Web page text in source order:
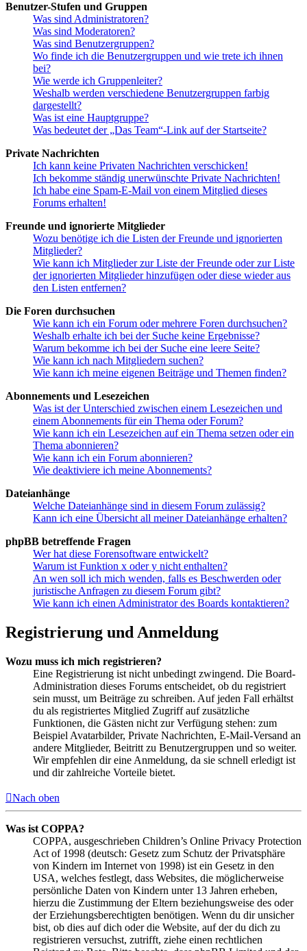
Benutzer-Stufen und Gruppen
Was sind Administratoren?
Was sind Moderatoren?
Was sind Benutzergruppen?
Wo finde ich die Benutzergruppen und wie trete ich ihnen
bei?
Wie werde ich Gruppenleiter?
Weshalb werden verschiedene Benutzergruppen farbig
dargestellt?
Was ist eine Hauptgruppe?
Was bedeutet der „Das Team“-Link auf der Startseite?
Private Nachrichten
Ich kann keine Privaten Nachrichten verschicken!
Ich bekomme ständig unerwünschte Private Nachrichten!
Ich habe eine Spam-E-Mail von einem Mitglied dieses
Forums erhalten!
Freunde und ignorierte Mitglieder
Wozu benötige ich die Listen der Freunde und ignorierten
Mitglieder?
Wie kann ich Mitglieder zur Liste der Freunde oder zur Liste
der ignorierten Mitglieder hinzufügen oder diese wieder aus
den Listen entfernen?
Die Foren durchsuchen
Wie kann ich ein Forum oder mehrere Foren durchsuchen?
Weshalb erhalte ich bei der Suche keine Ergebnisse?
Warum bekomme ich bei der Suche eine leere Seite?
Wie kann ich nach Mitgliedern suchen?
Wie kann ich meine eigenen Beiträge und Themen finden?
Abonnements und Lesezeichen
Was ist der Unterschied zwischen einem Lesezeichen und
einem Abonnements für ein Thema oder Forum?
Wie kann ich ein Lesezeichen auf ein Thema setzen oder ein
Thema abonnieren?
Wie kann ich ein Forum abonnieren?
Wie deaktiviere ich meine Abonnements?
Dateianhänge
Welche Dateianhänge sind in diesem Forum zulässig?
Kann ich eine Übersicht all meiner Dateianhänge erhalten?
phpBB betreffende Fragen
Wer hat diese Forensoftware entwickelt?
Warum ist Funktion x oder y nicht enthalten?
An wen soll ich mich wenden, falls es Beschwerden oder
juristische Anfragen zu diesem Forum gibt?
Wie kann ich einen Administrator des Boards kontaktieren?
Registrierung und Anmeldung
Wozu muss ich mich registrieren?
Eine Registrierung ist nicht unbedingt zwingend. Die Board-
Administration dieses Forums entscheidet, ob du registriert
sein musst, um Beiträge zu schreiben. Auf jeden Fall erhältst
du als registriertes Mitglied Zugriff auf zusätzliche
Funktionen, die Gästen nicht zur Verfügung stehen: zum
Beispiel Avatarbilder, Private Nachrichten, E-Mail-Versand an
andere Mitglieder, Beitritt zu Benutzergruppen und so weiter.
Wir empfehlen dir eine Anmeldung, da sie schnell erledigt ist
und dir zahlreiche Vorteile bietet.
Nach oben
Was ist COPPA?
COPPA, ausgeschrieben Children’s Online Privacy Protection
Act of 1998 (deutsch: Gesetz zum Schutz der Privatsphäre
von Kindern im Internet von 1998) ist ein Gesetz in den
USA, welches festlegt, dass Websites, die möglicherweise
persönliche Daten von Kindern unter 13 Jahren erheben,
hierzu die Zustimmung der Eltern beziehungsweise des oder
der Erziehungsberechtigten benötigen. Wenn du dir unsicher
bist, ob dies auf dich oder die Website, auf der du dich zu
registrieren versuchst, zutrifft, ziehe einen rechtlichen